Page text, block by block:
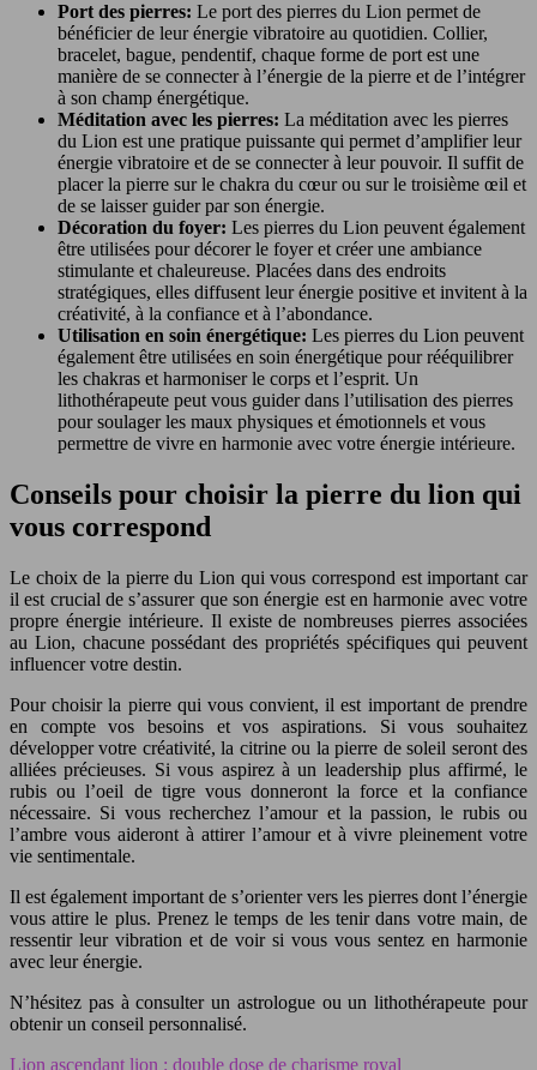
Port des pierres: Le port des pierres du Lion permet de
bénéficier de leur énergie vibratoire au quotidien. Collier,
bracelet, bague, pendentif, chaque forme de port est une
manière de se connecter à l’énergie de la pierre et de l’intégrer
à son champ énergétique.
Méditation avec les pierres: La méditation avec les pierres
du Lion est une pratique puissante qui permet d’amplifier leur
énergie vibratoire et de se connecter à leur pouvoir. Il suffit de
placer la pierre sur le chakra du cœur ou sur le troisième œil et
de se laisser guider par son énergie.
Décoration du foyer: Les pierres du Lion peuvent également
être utilisées pour décorer le foyer et créer une ambiance
stimulante et chaleureuse. Placées dans des endroits
stratégiques, elles diffusent leur énergie positive et invitent à la
créativité, à la confiance et à l’abondance.
Utilisation en soin énergétique: Les pierres du Lion peuvent
également être utilisées en soin énergétique pour rééquilibrer
les chakras et harmoniser le corps et l’esprit. Un
lithothérapeute peut vous guider dans l’utilisation des pierres
pour soulager les maux physiques et émotionnels et vous
permettre de vivre en harmonie avec votre énergie intérieure.
Conseils pour choisir la pierre du lion qui
vous correspond
Le choix de la pierre du Lion qui vous correspond est important car
il est crucial de s’assurer que son énergie est en harmonie avec votre
propre énergie intérieure. Il existe de nombreuses pierres associées
au Lion, chacune possédant des propriétés spécifiques qui peuvent
influencer votre destin.
Pour choisir la pierre qui vous convient, il est important de prendre
en compte vos besoins et vos aspirations. Si vous souhaitez
développer votre créativité, la citrine ou la pierre de soleil seront des
alliées précieuses. Si vous aspirez à un leadership plus affirmé, le
rubis ou l’oeil de tigre vous donneront la force et la confiance
nécessaire. Si vous recherchez l’amour et la passion, le rubis ou
l’ambre vous aideront à attirer l’amour et à vivre pleinement votre
vie sentimentale.
Il est également important de s’orienter vers les pierres dont l’énergie
vous attire le plus. Prenez le temps de les tenir dans votre main, de
ressentir leur vibration et de voir si vous vous sentez en harmonie
avec leur énergie.
N’hésitez pas à consulter un astrologue ou un lithothérapeute pour
obtenir un conseil personnalisé.
Lion ascendant lion : double dose de charisme royal